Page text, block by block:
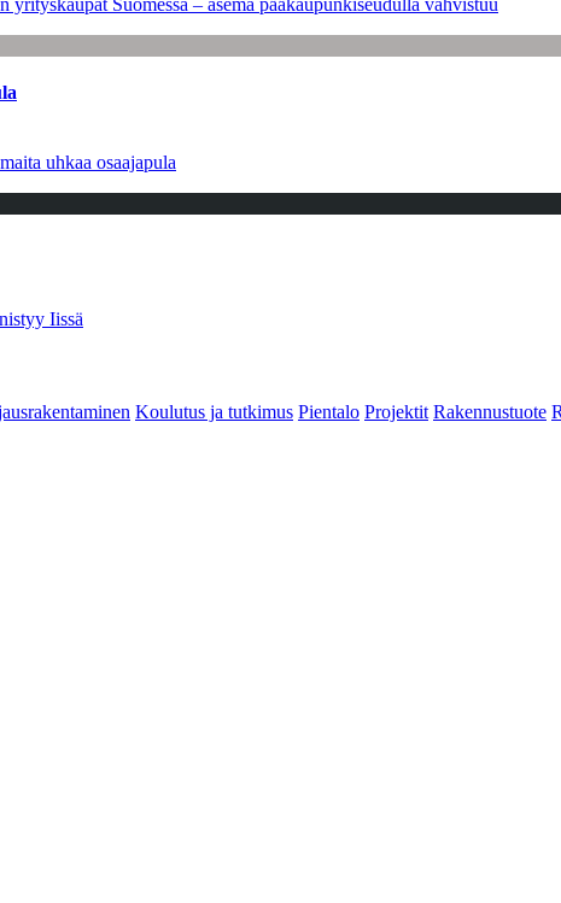
Suomessa – asema pääkaupunkiseudulla vahvistuu
uhkaa osaajapula
Iissä
Koulutus ja tutkimus Pientalo Projektit Rakennustuote